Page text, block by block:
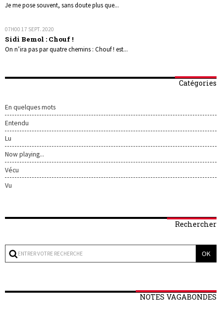
Je me pose souvent, sans doute plus que...
07H00 17 SEPT. 2020
Sidi Bemol : Chouf !
On n’ira pas par quatre chemins : Chouf ! est...
Catégories
En quelques mots
Entendu
Lu
Now playing...
Vécu
Vu
Rechercher
NOTES VAGABONDES